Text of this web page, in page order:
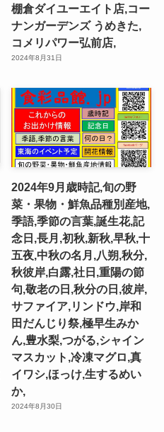
棚倉ダイユーエイト店,コー
ナンガーデンズ うめきた,
コメリパワー弘前店,
2024年8月31日
2024年9月歳時記,旬の野
菜・果物・鮮魚品種別産地,
季語,季節の言葉,誕生花,記
念日,長月,初秋,新秋,早秋,十
五夜,中秋の名月,八朔,秋分,
秋彼岸,白露,社日,重陽の節
句,敬老の日,秋分の日,彼岸,
サファイア,リンドウ,岸和
田だんじり祭,極早生みか
ん,豊水梨,つがる,シャイン
マスカット,冷凍マグロ,真
イワシ,ほっけ,生するめい
か,
2024年8月30日